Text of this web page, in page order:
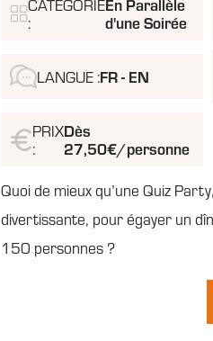
CATÉGORIE
:
En Parallèle
d'une Soirée
LANGUE :FR - EN
PRIX
:
Dès
27,50€/personne
Quoi de mieux qu’une Quiz
divertissante, pour égayer un
150 personnes ?